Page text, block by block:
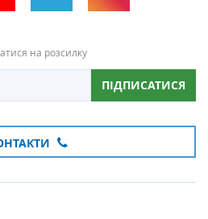
на розсилку
ПІДПИСАТИСЯ